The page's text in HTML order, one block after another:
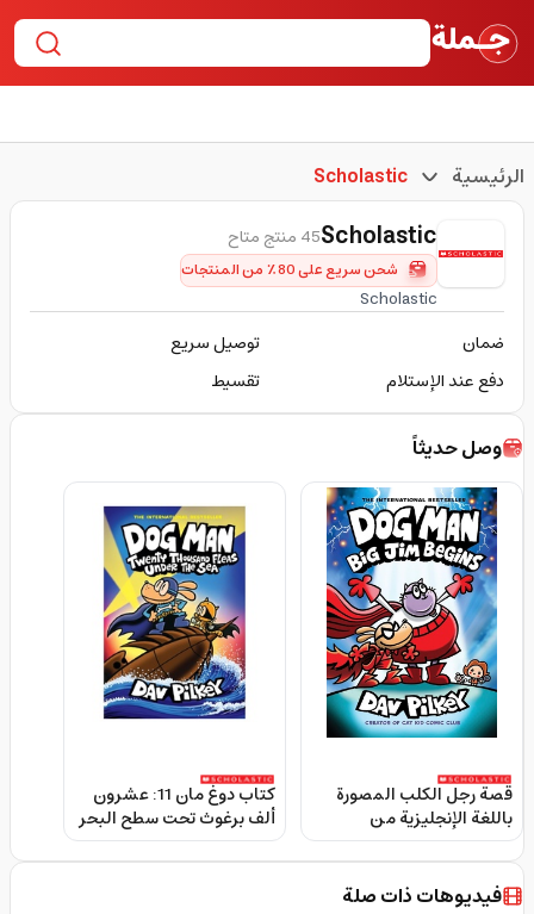
الرئيسية Scholastic
Scholastic45 منتج متاح
شحن سريع على 80٪ من المنتجات
Scholastic
ضمان
توصيل سريع
دفع عند الإستلام
تقسيط
وصل حديثاً
قصة رجل الكلب المصورة
باللغة الإنجليزية من
سكولاستيك Dog Man Big
Jim Begins
كتاب دوغ مان 11: عشرون
ألف برغوث تحت سطح البحر
غلاف ورقي 80 صفحة Dog
Man 11: Twenty
فيديوهات ذات صلة